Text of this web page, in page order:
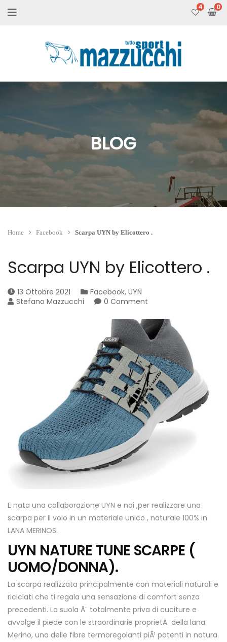
4
BLOG
Home Facebook Scarpa UYN by Elicottero .
Scarpa UYN by Elicottero .
13 Ottobre 2021 Facebook, UYN
Stefano Mazzucchi
0 Comment
E nata una collaborazione UYN e noi ,per realizzare una
scarpa per il volo in un materiale unico , naturale 100% in
LANA MERINOS.
UYN NATURE TUNE SCARPE (
UOMO/DONNA).
La scarpa realizzata principalmente con materiali naturali e
riciclati che ti regala una sensazione di comfort senza
precedenti. La suola Ã¨ totalmente priva di cuciture e
avvolge il piede con le straordinarie proprietÃ della lana
Merino, una delle fibre termoregolanti piÃ¹ potenti in natura.